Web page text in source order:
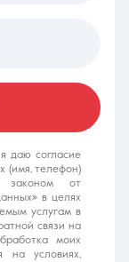
даю согласие
(имя, телефон)
законом от
в целях
услугам в
связи на
моих
на условиях,